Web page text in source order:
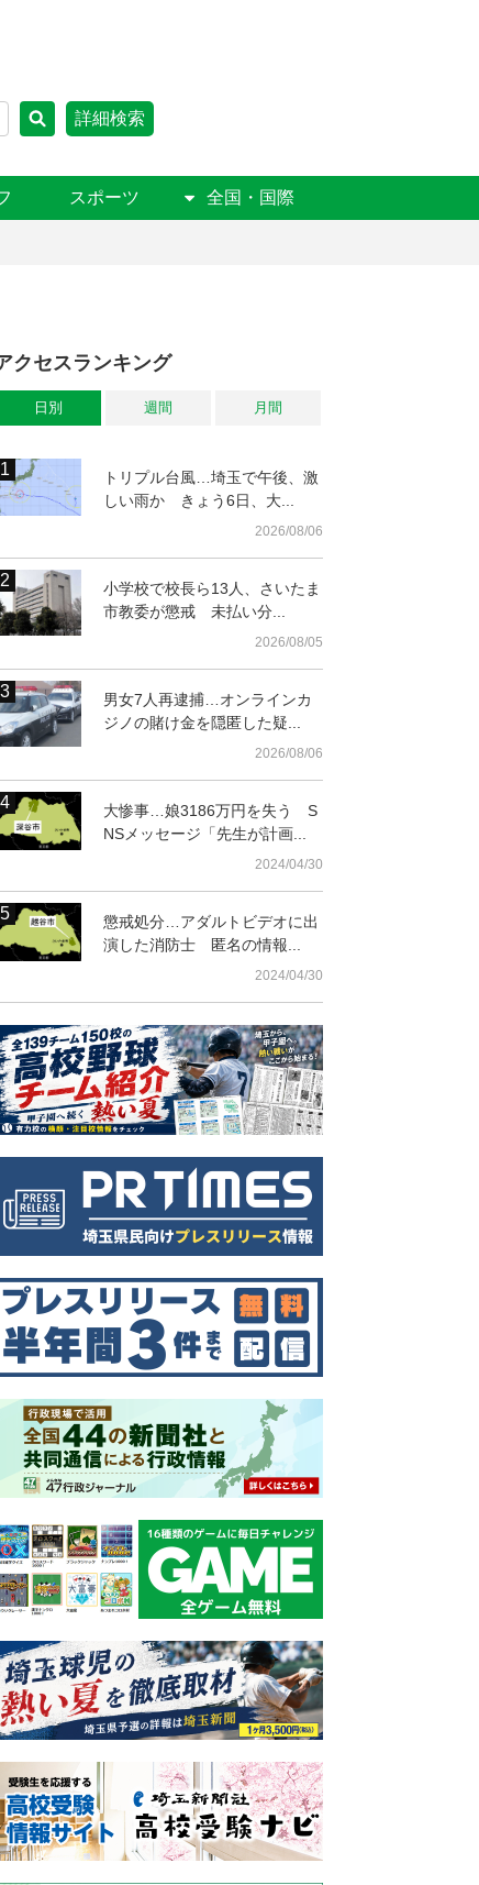
詳細検索
スポーツ 全国・国際
クセスランキング
日別 週間 月間
トリプル台風…埼玉で午後、激
しい雨か きょう6日、大...
2026/08/06
小学校で校長ら13人、さいたま
市教委が懲戒 未払い分...
2026/08/05
男女7人再逮捕…オンラインカ
ジノの賭け金を隠匿した疑...
2026/08/06
大惨事…娘3186万円を失う S
NSメッセージ「先生が計画...
2024/04/30
懲戒処分…アダルトビデオに出
演した消防士 匿名の情報...
2024/04/30